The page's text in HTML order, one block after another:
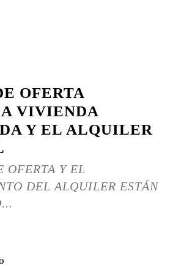
OFERTA
VIVIENDA
Y EL ALQUILER
OFERTA Y EL
DEL ALQUILER ESTÁN